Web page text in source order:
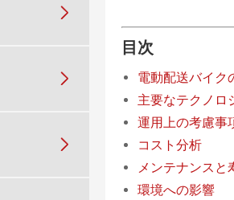



目次
電動配送バイク
主要なテクノロ
運用上の考慮事
コスト分析
メンテナンスと
環境への影響